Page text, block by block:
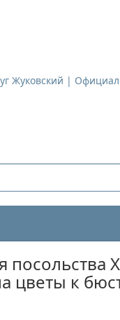
посольства
цветы к